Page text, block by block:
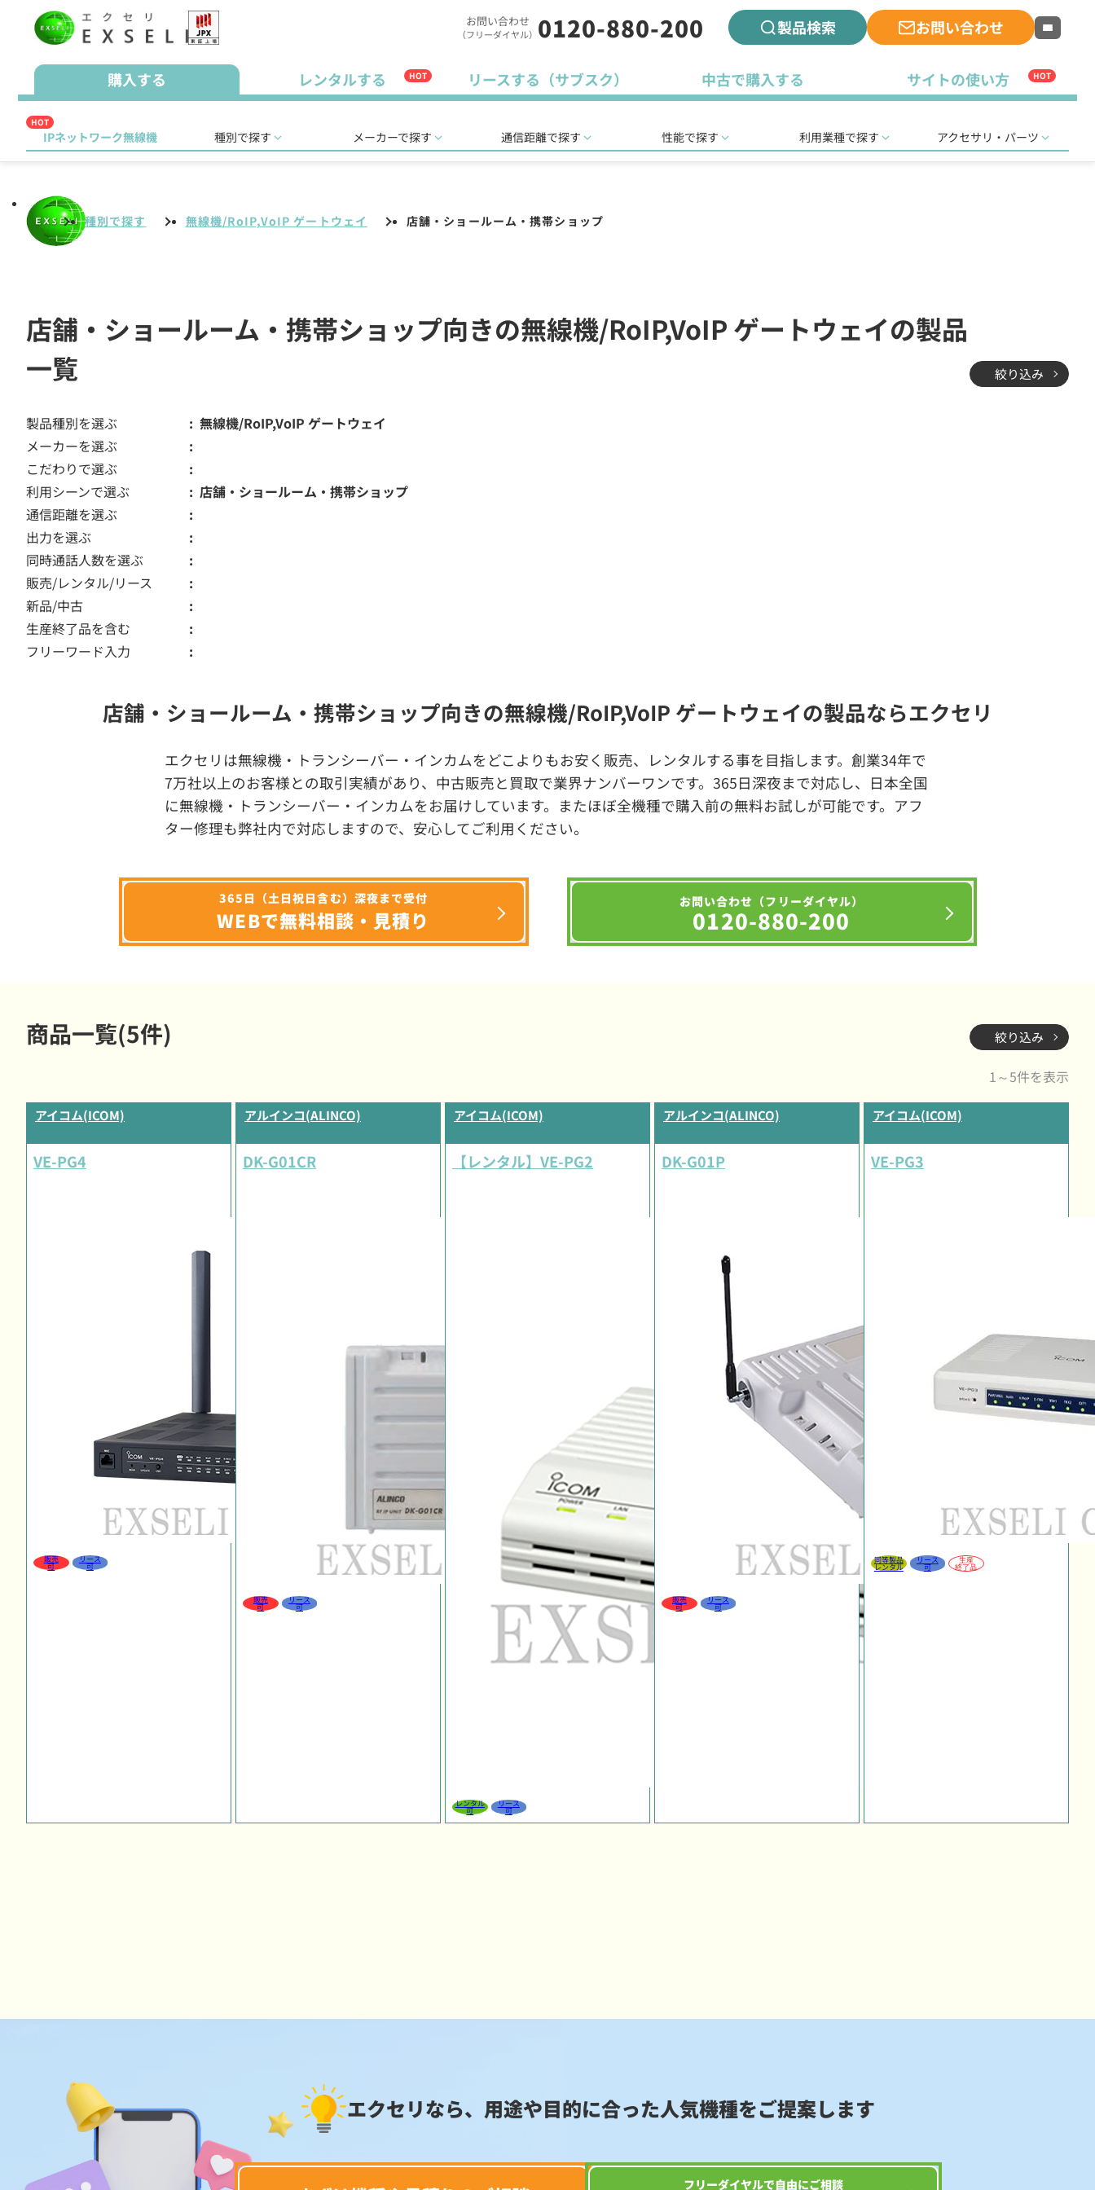
お問い合わせ
（フリーダイヤル） 0120-880-200 製品検索 お問い合わせ
購入する レンタルする HOT リースする（サブスク） 中古で購入する サイトの使い方 HOT
HOT
IPネットワーク無線機 種別で探す メーカーで探す 通信距離で探す 性能で探す 利用業種で探す アクセサリ・パーツ
種別で探す 無線機/RoIP,VoIP ゲートウェイ 店舗・ショールーム・携帯ショップ
店舗・ショールーム・携帯ショップ向きの無線機/RoIP,VoIP ゲートウェイの製品
一覧
絞り込み
製品種別を選ぶ
無線機/RoIP,VoIP ゲートウェイ
メーカーを選ぶ
こだわりで選ぶ
利用シーンで選ぶ
店舗・ショールーム・携帯ショップ
通信距離を選ぶ
出力を選ぶ
同時通話人数を選ぶ
販売/レンタル/リース
新品/中古
生産終了品を含む
フリーワード入力
店舗・ショールーム・携帯ショップ向きの無線機/RoIP,VoIP ゲートウェイの製品ならエクセリ
エクセリは無線機・トランシーバー・インカムをどこよりもお安く販売、レンタルする事を目指します。創業34年で
7万社以上のお客様との取引実績があり、中古販売と買取で業界ナンバーワンです。365日深夜まで対応し、日本全国
に無線機・トランシーバー・インカムをお届けしています。またほぼ全機種で購入前の無料お試しが可能です。アフ
ター修理も弊社内で対応しますので、安心してご利用ください。
365日（土日祝日含む）深夜まで受付
WEBで無料相談・見積り
お問い合わせ（フリーダイヤル）
0120-880-200
商品一覧(5件) 絞り込み
1～5件を表示
アイコム(ICOM)
VE-PG4
販売
可
リース
可
アルインコ(ALINCO)
DK-G01CR
販売
可
リース
可
アイコム(ICOM)
【レンタル】VE-PG2
レンタル
可
リース
可
アルインコ(ALINCO)
DK-G01P
販売
可
リース
可
アイコム(ICOM)
VE-PG3
同等製品
レンタル
リース
可
生産
終了品
エクセリなら、用途や目的に合った人気機種をご提案します
フリーダイヤルで自由にご相談